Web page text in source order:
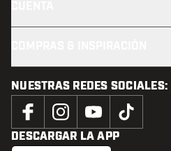
NUESTRAS REDES SOCIALES:
DESCARGAR LA APP